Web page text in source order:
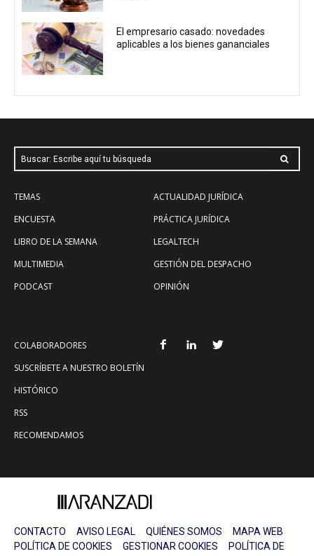
El empresario casado: novedades
aplicables a los bienes gananciales
Buscar: Escribe aquí tu búsqueda
TEMAS
ENCUESTA
LIBRO DE LA SEMANA
MULTIMEDIA
PODCAST
ACTUALIDAD JURÍDICA
PRÁCTICA JURÍDICA
LEGALTECH
GESTIÓN DEL DESPACHO
OPINIÓN
COLABORADORES
SUSCRÍBETE A NUESTRO BOLETÍN
HISTÓRICO
RSS
RECOMENDAMOS
CONTACTO AVISO LEGAL QUIÉNES SOMOS
MAPA WEB
POLÍTICA DE COOKIES
GESTIONAR COOKIES
POLÍTICA DE